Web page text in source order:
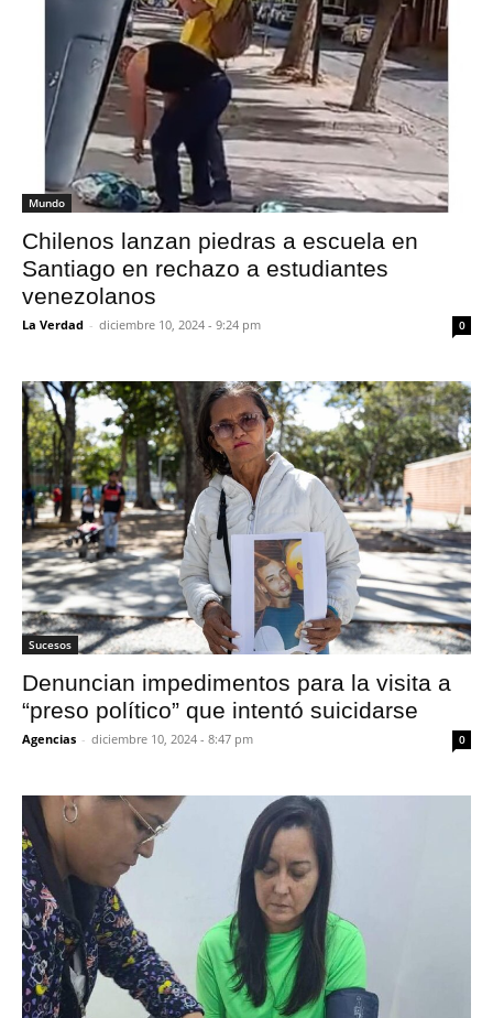
Mundo
Chilenos lanzan piedras a escuela en
Santiago en rechazo a estudiantes
venezolanos
La Verdad - diciembre 10, 2024 - 9:24 pm 0
Sucesos
Denuncian impedimentos para la visita a
“preso político” que intentó suicidarse
Agencias - diciembre 10, 2024 - 8:47 pm 0